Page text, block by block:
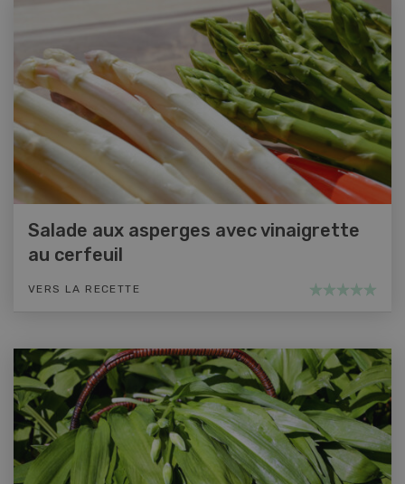
Salade aux asperges avec vinaigrette
au cerfeuil
VERS LA RECETTE